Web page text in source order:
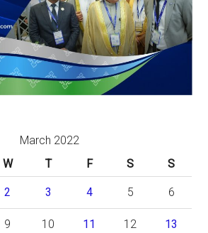
March 2022
W T F S S
2 3 4 5 6
9 10 11 12 13